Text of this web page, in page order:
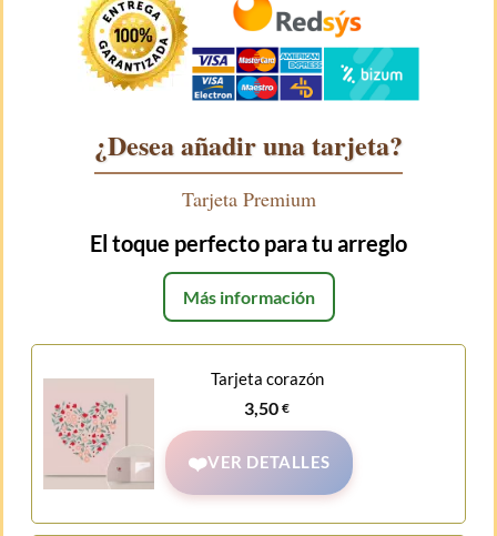
¿Desea añadir una tarjeta?
Tarjeta Premium
El toque perfecto para tu arreglo
Más información
Tarjeta corazón
3,50€
VER DETALLES